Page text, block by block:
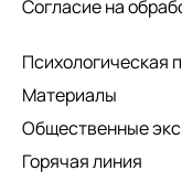
Согласие на
Психологическая
Материалы
Общественные
Горячая линия